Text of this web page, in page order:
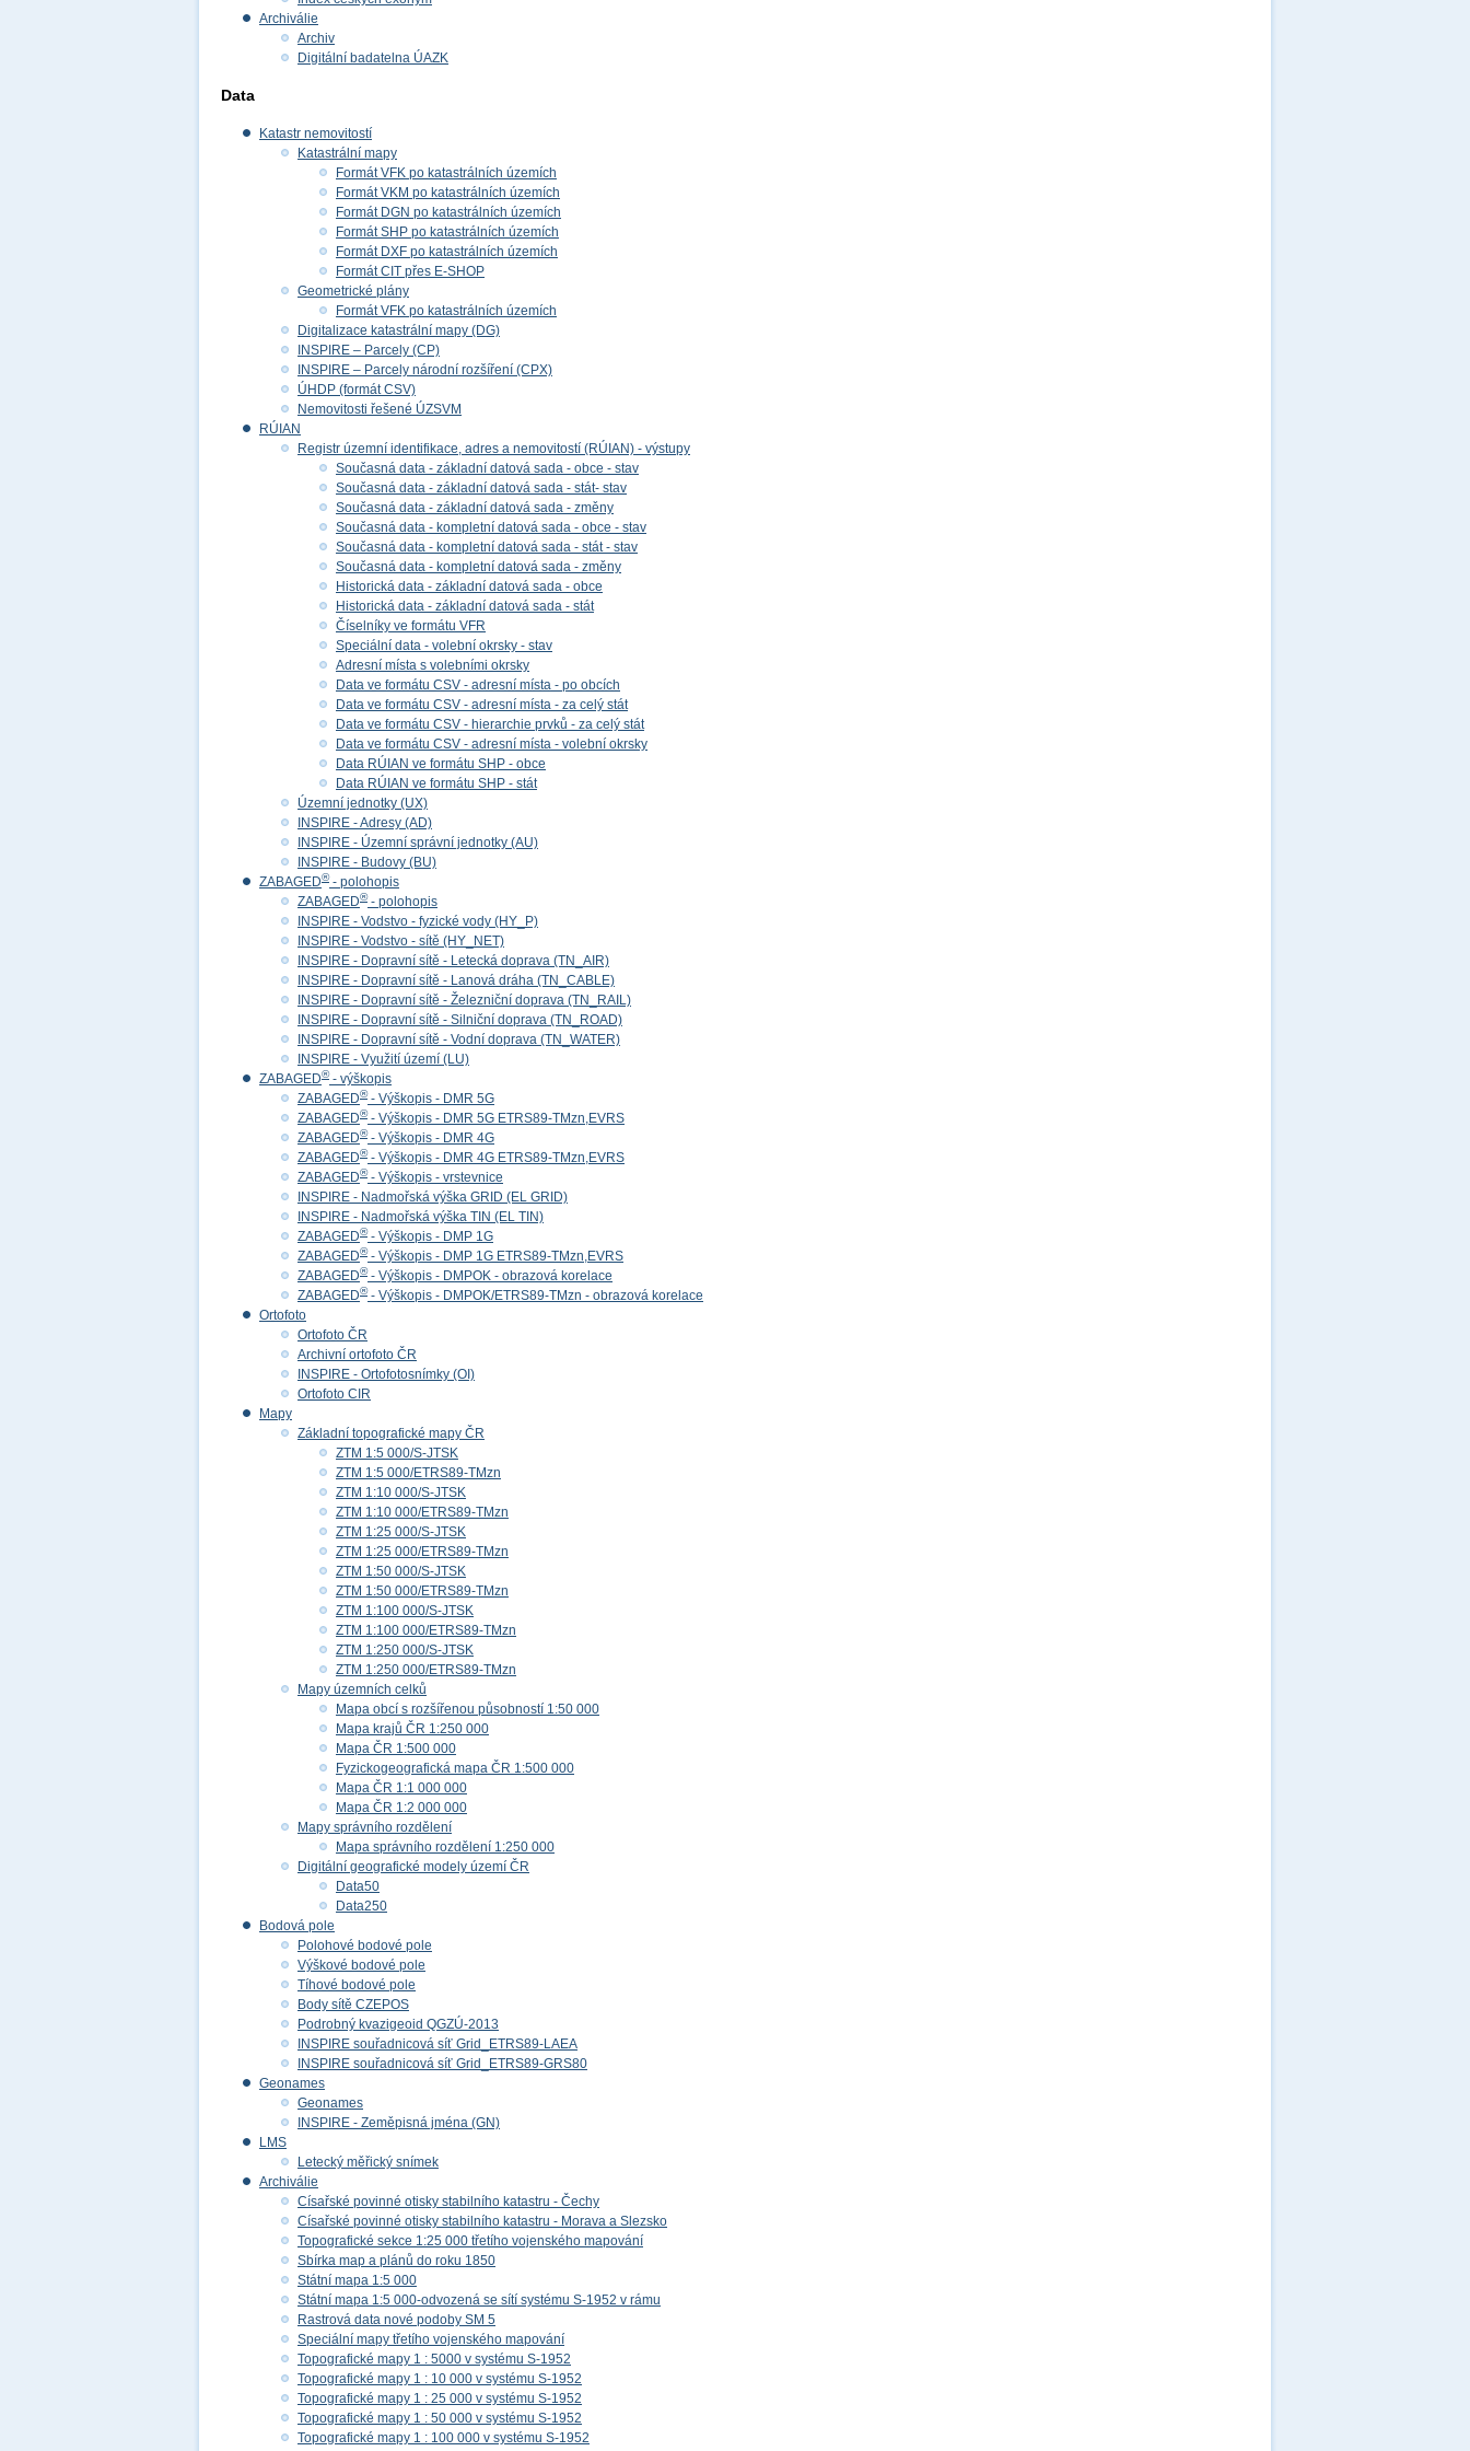
Archiválie
Archiv
Digitální badatelna ÚAZK
Data
Katastr nemovitostí
Katastrální mapy
Formát VFK po katastrálních územích
Formát VKM po katastrálních územích
Formát DGN po katastrálních územích
Formát SHP po katastrálních územích
Formát DXF po katastrálních územích
Formát CIT přes E-SHOP
Geometrické plány
Formát VFK po katastrálních územích
Digitalizace katastrální mapy (DG)
INSPIRE – Parcely (CP)
INSPIRE – Parcely národní rozšíření (CPX)
ÚHDP (formát CSV)
Nemovitosti řešené ÚZSVM
RÚIAN
Registr územní identifikace, adres a nemovitostí (RÚIAN) - výstupy
Současná data - základní datová sada - obce - stav
Současná data - základní datová sada - stát- stav
Současná data - základní datová sada - změny
Současná data - kompletní datová sada - obce - stav
Současná data - kompletní datová sada - stát - stav
Současná data - kompletní datová sada - změny
Historická data - základní datová sada - obce
Historická data - základní datová sada - stát
Číselníky ve formátu VFR
Speciální data - volební okrsky - stav
Adresní místa s volebními okrsky
Data ve formátu CSV - adresní místa - po obcích
Data ve formátu CSV - adresní místa - za celý stát
Data ve formátu CSV - hierarchie prvků - za celý stát
Data ve formátu CSV - adresní místa - volební okrsky
Data RÚIAN ve formátu SHP - obce
Data RÚIAN ve formátu SHP - stát
Územní jednotky (UX)
INSPIRE - Adresy (AD)
INSPIRE - Územní správní jednotky (AU)
INSPIRE - Budovy (BU)
ZABAGED®- polohopis
ZABAGED®- polohopis
INSPIRE - Vodstvo - fyzické vody (HY_P)
INSPIRE - Vodstvo - sítě (HY_NET)
INSPIRE - Dopravní sítě - Letecká doprava (TN_AIR)
INSPIRE - Dopravní sítě - Lanová dráha (TN_CABLE)
INSPIRE - Dopravní sítě - Železniční doprava (TN_RAIL)
INSPIRE - Dopravní sítě - Silniční doprava (TN_ROAD)
INSPIRE - Dopravní sítě - Vodní doprava (TN_WATER)
INSPIRE - Využití území (LU)
ZABAGED®- výškopis
ZABAGED®- Výškopis - DMR 5G
ZABAGED®- Výškopis - DMR 5G ETRS89-TMzn,EVRS
ZABAGED®- Výškopis - DMR 4G
ZABAGED®- Výškopis - DMR 4G ETRS89-TMzn,EVRS
ZABAGED®- Výškopis - vrstevnice
INSPIRE - Nadmořská výška GRID (EL GRID)
INSPIRE - Nadmořská výška TIN (EL TIN)
ZABAGED®- Výškopis - DMP 1G
ZABAGED®- Výškopis - DMP 1G ETRS89-TMzn,EVRS
ZABAGED®- Výškopis - DMPOK - obrazová korelace
ZABAGED®- Výškopis - DMPOK/ETRS89-TMzn - obrazová korelace
Ortofoto
Ortofoto ČR
Archivní ortofoto ČR
INSPIRE - Ortofotosnímky (OI)
Ortofoto CIR
Mapy
Základní topografické mapy ČR
ZTM 1:5 000/S-JTSK
ZTM 1:5 000/ETRS89-TMzn
ZTM 1:10 000/S-JTSK
ZTM 1:10 000/ETRS89-TMzn
ZTM 1:25 000/S-JTSK
ZTM 1:25 000/ETRS89-TMzn
ZTM 1:50 000/S-JTSK
ZTM 1:50 000/ETRS89-TMzn
ZTM 1:100 000/S-JTSK
ZTM 1:100 000/ETRS89-TMzn
ZTM 1:250 000/S-JTSK
ZTM 1:250 000/ETRS89-TMzn
Mapy územních celků
Mapa obcí s rozšířenou působností 1:50 000
Mapa krajů ČR 1:250 000
Mapa ČR 1:500 000
Fyzickogeografická mapa ČR 1:500 000
Mapa ČR 1:1 000 000
Mapa ČR 1:2 000 000
Mapy správního rozdělení
Mapa správního rozdělení 1:250 000
Digitální geografické modely území ČR
Data50
Data250
Bodová pole
Polohové bodové pole
Výškové bodové pole
Tíhové bodové pole
Body sítě CZEPOS
Podrobný kvazigeoid QGZÚ-2013
INSPIRE souřadnicová síť Grid_ETRS89-LAEA
INSPIRE souřadnicová síť Grid_ETRS89-GRS80
Geonames
Geonames
INSPIRE - Zeměpisná jména (GN)
LMS
Letecký měřický snímek
Archiválie
Císařské povinné otisky stabilního katastru - Čechy
Císařské povinné otisky stabilního katastru - Morava a Slezsko
Topografické sekce 1:25 000 třetího vojenského mapování
Sbírka map a plánů do roku 1850
Státní mapa 1:5 000
Státní mapa 1:5 000-odvozená se sítí systému S-1952 v rámu
Rastrová data nové podoby SM 5
Speciální mapy třetího vojenského mapování
Topografické mapy 1 : 5000 v systému S-1952
Topografické mapy 1 : 10 000 v systému S-1952
Topografické mapy 1 : 25 000 v systému S-1952
Topografické mapy 1 : 50 000 v systému S-1952
Topografické mapy 1 : 100 000 v systému S-1952